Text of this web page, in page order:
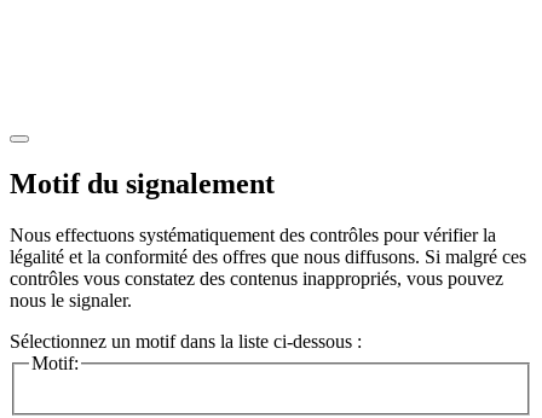
Motif du signalement
Nous effectuons systématiquement des contrôles pour vérifier la
légalité et la conformité des offres que nous diffusons. Si malgré ces
contrôles vous constatez des contenus inappropriés, vous pouvez
nous le signaler.
Sélectionnez un motif dans la liste ci-dessous :
Motif: